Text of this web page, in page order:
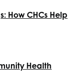
How CHCs Help
Health